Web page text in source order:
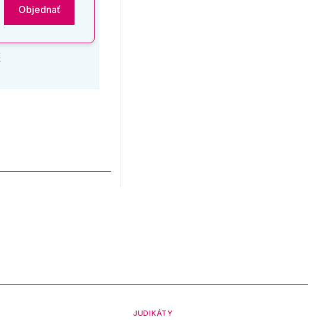
Objednať
JUDIKÁTY